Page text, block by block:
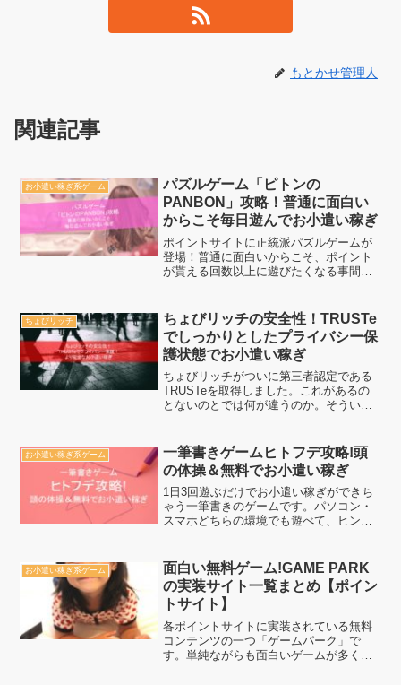
もとかせ管理人
関連記事
お小遣い稼ぎ系ゲーム
パズルゲーム「ピトンの
PANBON」攻略！普通に面白い
からこそ毎日遊んでお小遣い稼ぎ
ポイントサイトに正統派パズルゲームが
登場！普通に面白いからこそ、ポイント
が貰える回数以上に遊びたくなる事間違
介したいと思います。ぜひ、遊んでコツ
コツお小遣い稼ぎをし...
ちょびリッチ
ちょびリッチの安全性！TRUSTe
でしっかりとしたプライバシー保
護状態でお小遣い稼ぎ
ちょびリッチがついに第三者認定である
TRUSTeを取得しました。これがあるの
とないのとでは何が違うのか。そういう
お小遣い稼ぎ系ゲーム
一筆書きゲームヒトフデ攻略!頭
の体操＆無料でお小遣い稼ぎ
1日3回遊ぶだけでお小遣い稼ぎができち
ゃう一筆書きのゲームです。パソコン・
スマホどちらの環境でも遊べて、ヒント
調節して毎日遊んでお小遣いも増やして
行きましょう！
お小遣い稼ぎ系ゲーム
面白い無料ゲーム!GAME PARK
の実装サイト一覧まとめ【ポイン
トサイト】
各ポイントサイトに実装されている無料
コンテンツの一つ「ゲームパーク」で
す。単純ながらも面白いゲームが多く実